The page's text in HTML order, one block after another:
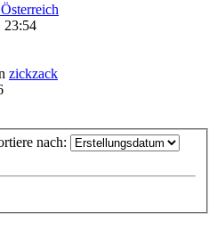
23:54
zickzack
nach: